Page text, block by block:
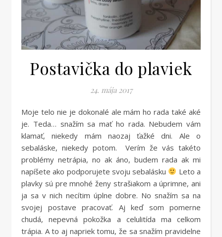
Postavička do plaviek
24. mája 2017
Moje telo nie je dokonalé ale mám ho rada také aké
je. Teda… snažím sa mať ho rada. Nebudem vám
klamať, niekedy mám naozaj ťažké dni. Ale o
sebaláske, niekedy potom. Verím že vás takéto
problémy netrápia, no ak áno, budem rada ak mi
napíšete ako podporujete svoju sebalásku
Leto a
plavky sú pre mnohé ženy strašiakom a úprimne, ani
ja sa v nich necítim úplne dobre. No snažím sa na
svojej postave pracovať. Aj keď som pomerne
chudá, nepevná pokožka a celulitída ma celkom
trápia. A to aj napriek tomu, že sa snažím pravidelne